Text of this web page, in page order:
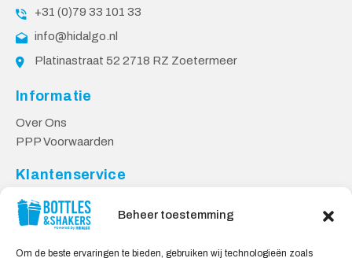
Beheer toestemming
Om de beste ervaringen te bieden, gebruiken wij technologieën zoals
+31 (0)79 33 101 33
info@hidalgo.nl
Platinastraat 52 2718 RZ Zoetermeer
Informatie
Over Ons
PPP Voorwaarden
Klantenservice
Contact
Levering & Retourneren